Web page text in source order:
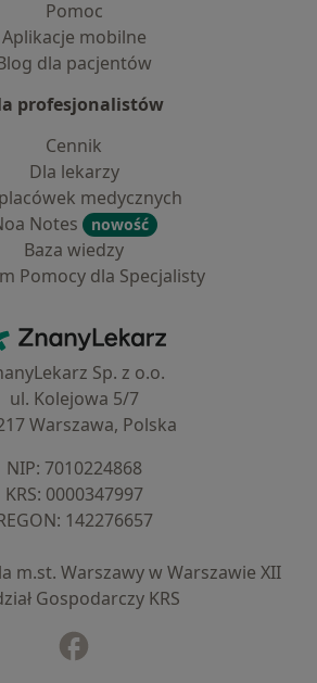
Pomoc
Aplikacje mobilne
dla pacjentów
profesjonalistów
Cennik
Dla lekarzy
medycznych
Notes
nowość
Baza wiedzy
Pomocy dla Specjalisty
ZnanyLekarz - Strona główna
Sp. z o.o.
ul. Kolejowa 5/7
Warszawa, Polska
NIP: ⁠7010224868
KRS: ⁠0000347997
⁠142276657
m.st. Warszawy w Warszawie XII
Gospodarczy KRS